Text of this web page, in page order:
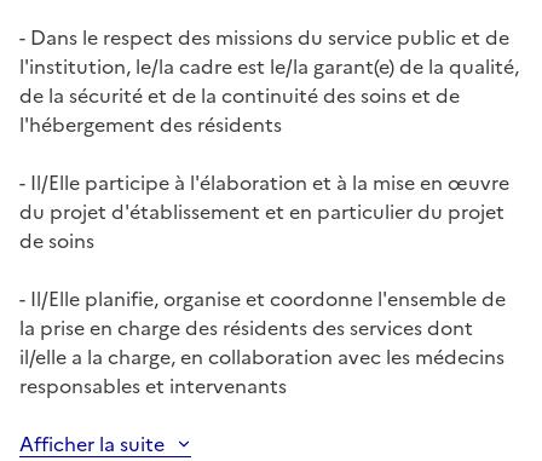
- Dans le respect des missions du service public et de
l'institution, le/la cadre est le/la garant(e) de la qualité,
de la sécurité et de la continuité des soins et de
l'hébergement des résidents
- Il/Elle participe à l'élaboration et à la mise en œuvre
du projet d'établissement et en particulier du projet
de soins
- Il/Elle planifie, organise et coordonne l'ensemble de
la prise en charge des résidents des services dont
il/elle a la charge, en collaboration avec les médecins
responsables et intervenants
Afficher la suite